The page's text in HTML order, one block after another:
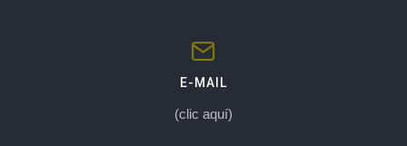
E-MAIL
(clic aquí)